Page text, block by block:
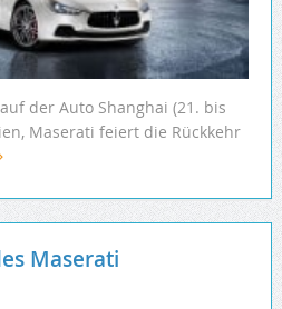
der Auto Shanghai (21. bis
Maserati feiert die Rückkehr
Maserati